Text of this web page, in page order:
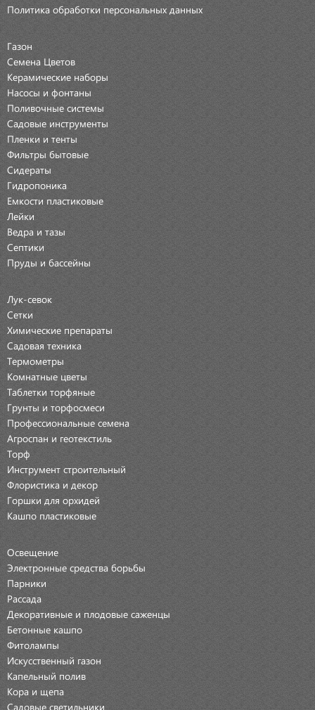
Политика обработки персональных данных
Газон
Семена Цветов
Керамические наборы
Насосы и фонтаны
Поливочные системы
Садовые инструменты
Пленки и тенты
Фильтры бытовые
Сидераты
Гидропоника
Емкости пластиковые
Лейки
Ведра и тазы
Септики
Пруды и бассейны
Лук-севок
Сетки
Химические препараты
Садовая техника
Термометры
Комнатные цветы
Таблетки торфяные
Грунты и торфосмеси
Профессиональные семена
Агроспан и геотекстиль
Торф
Инструмент строительный
Флористика и декор
Горшки для орхидей
Кашпо пластиковые
Освещение
Электронные средства борьбы
Парники
Рассада
Декоративные и плодовые саженцы
Бетонные кашпо
Фитолампы
Искусственный газон
Капельный полив
Кора и щепа
Садовые светильники